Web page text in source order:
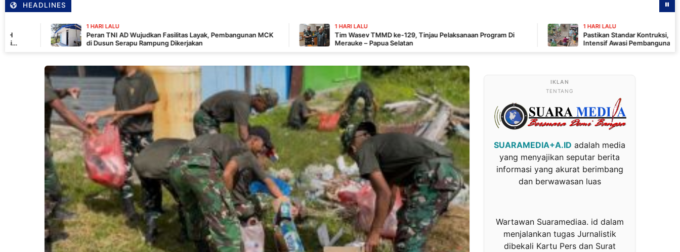
HEADLINES
1 HARI LALU
Peran TNI AD Wujudkan Fasilitas Layak, Pembangunan MCK
di Dusun Serapu Rampung Dikerjakan
1 HARI LALU
Tim Wasev TMMD ke-129, Tinjau Pelaksanaan Program Di
Merauke – Papua Selatan
1 HARI LALU
Pastikan Standar Kontruksi, Komandan SSK TMMD
Intensif Awasi Pembangunan MCK di Wanam
TENTANG
SUARAMEDIA+A.ID adalah media
yang menyajikan seputar berita
informasi yang akurat berimbang
dan berwawasan luas
Wartawan Suaramediaa. id dalam
menjalankan tugas Jurnalistik
dibekali Kartu Pers dan Surat